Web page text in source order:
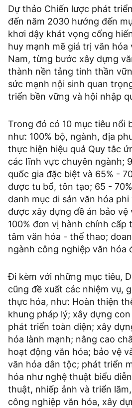
Dự thảo Chiến lược phát
đến năm 2030 hướng đến
khơi dậy khát vọng cống
huy mạnh mẽ giá trị văn hóa
Nam, từng bước xây dựng
thành nền tảng tinh thần
sức mạnh nội sinh quan
triển bền vững và hội nhập
Trong đó có 10 mục tiêu nổi
như: 100% bộ, ngành, địa
thực hiện hiệu quả Quy tắc
các lĩnh vực chuyên ngành;
quốc gia đặc biệt và 65% -
được tu bổ, tôn tạo; 65 -
danh mục di sản văn hóa
được xây dựng đề án bảo vệ
100% đơn vị hành chính cấp
tâm văn hóa - thể thao;
ngành công nghiệp văn hóa
Đi kèm với những mục tiêu,
cũng đề xuất các nhiệm vụ,
thực hóa, như: Hoàn thiện
khung pháp lý; xây dựng
phát triển toàn diện; xây
hóa lành mạnh; nâng cao
hoạt động văn hóa; bảo vệ
văn hóa dân tộc; phát triển
hóa như nghệ thuật biểu
thuật, nhiếp ảnh và triển
công nghiệp văn hóa, xây